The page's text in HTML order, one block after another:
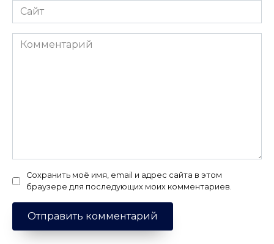
Сайт
Комментарий
Сохранить моё имя, email и адрес сайта в этом
браузере для последующих моих комментариев.